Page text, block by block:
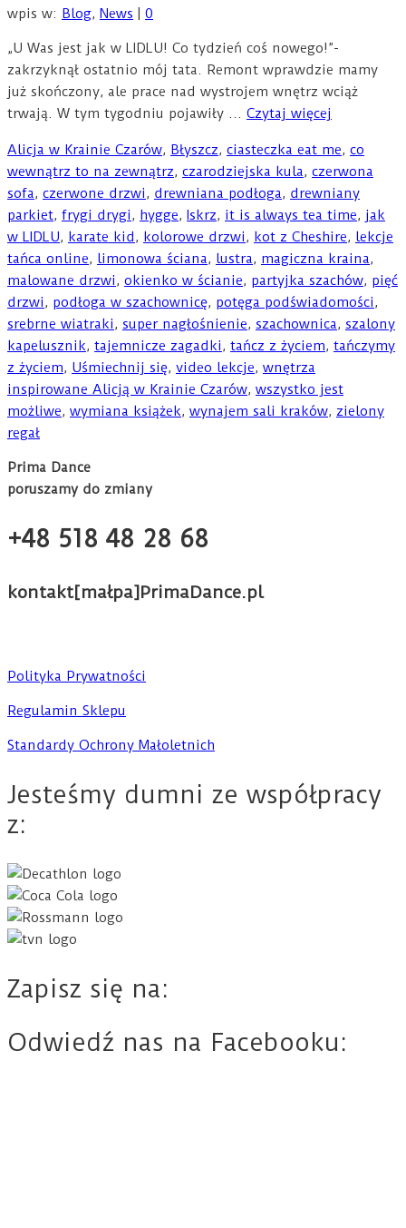
wpis w: Blog, News 0
„U Was jest jak w LIDLU! Co tydzień coś nowego!”-
zakrzyknął ostatnio mój tata. Remont wprawdzie mamy
już skończony, ale prace nad wystrojem wnętrz wciąż
trwają. W tym tygodniu pojawiły … Czytaj więcej
Alicja w Krainie Czarów, Błyszcz, ciasteczka eat me, co
wewnątrz to na zewnątrz, czarodziejska kula, czerwona
sofa, czerwone drzwi, drewniana podłoga, drewniany
parkiet, frygi drygi, hygge, Iskrz, it is always tea time, jak
w LIDLU, karate kid, kolorowe drzwi, kot z Cheshire, lekcje
tańca online, limonowa ściana, lustra, magiczna kraina,
malowane drzwi, okienko w ścianie, partyjka szachów, pięć
drzwi, podłoga w szachownicę, potęga podświadomości,
srebrne wiatraki, super nagłośnienie, szachownica, szalony
kapelusznik, tajemnicze zagadki, tańcz z życiem, tańczymy
z życiem, Uśmiechnij się, video lekcje, wnętrza
inspirowane Alicją w Krainie Czarów, wszystko jest
możliwe, wymiana książek, wynajem sali kraków, zielony
regał
Prima Dance
poruszamy do zmiany
+48 518 48 28 68
kontakt[małpa]PrimaDance.pl
Polityka Prywatności
Regulamin Sklepu
Standardy Ochrony Małoletnich
Jesteśmy dumni ze współpracy
z:
Zapisz się na:
Odwiedź nas na Facebooku: